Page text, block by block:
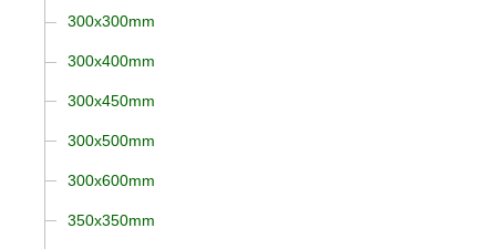
300x300mm
300x400mm
300x450mm
300x500mm
300x600mm
350x350mm